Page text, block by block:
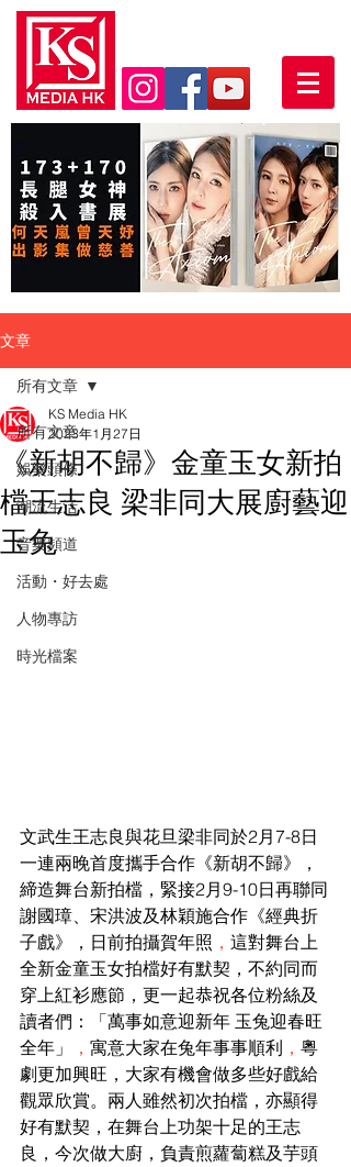
文章
所有文章
娛樂頭條
潮流生活
音樂頻道
活動・好去處
人物專訪
時光檔案
所有文章
《新胡不歸》金童玉女新拍
檔王志良 梁非同大展廚藝迎
玉兔
KS Media HK
2023年1月27日
文武生王志良與花旦梁非同於2月7-8日
一連兩晚首度攜手合作《新胡不歸》，
締造舞台新拍檔，緊接2月9-10日再聯同
謝國璋、宋洪波及林穎施合作《經典折
子戲》，日前拍攝賀年照 ， 這對舞台上
全新金童玉女拍檔好有默契，不約同而
穿上紅衫應節，更一起恭祝各位粉絲及
讀者們：「萬事如意迎新年 玉兔迎春旺
全年」
， 寓意大家在兔年事事順利 ， 粵
劇更加興旺，大家有機會做多些好戲給
觀眾欣賞。兩人雖然初次拍檔，亦顯得
好有默契，在舞台上功架十足的王志
良，今次做大廚，負責煎蘿蔔糕及芋頭